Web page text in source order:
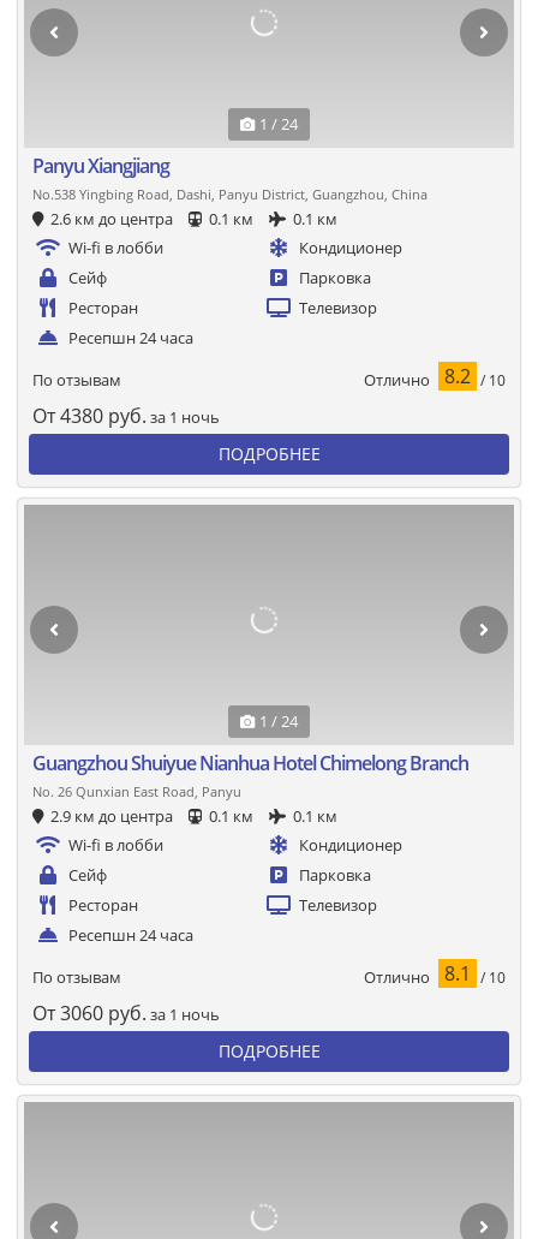
1 / 24
Panyu Xiangjiang
No.538 Yingbing Road, Dashi, Panyu District, Guangzhou, China
2.6 км до центра 0.1 км
0.1 км
Wi-fi в лобби
Кондиционер
Сейф
Парковка
Ресторан
Телевизор
Ресепшн 24 часа
По отзывам Отлично 8.2 / 10
От4380 руб. за 1 ночь
ПОДРОБНЕЕ
1 / 24
Guangzhou Shuiyue Nianhua Hotel Chimelong Branch
No. 26 Qunxian East Road, Panyu
2.9 км до центра 0.1 км
0.1 км
Wi-fi в лобби
Кондиционер
Сейф
Парковка
Ресторан
Телевизор
Ресепшн 24 часа
По отзывам Отлично 8.1 / 10
От3060 руб. за 1 ночь
ПОДРОБНЕЕ